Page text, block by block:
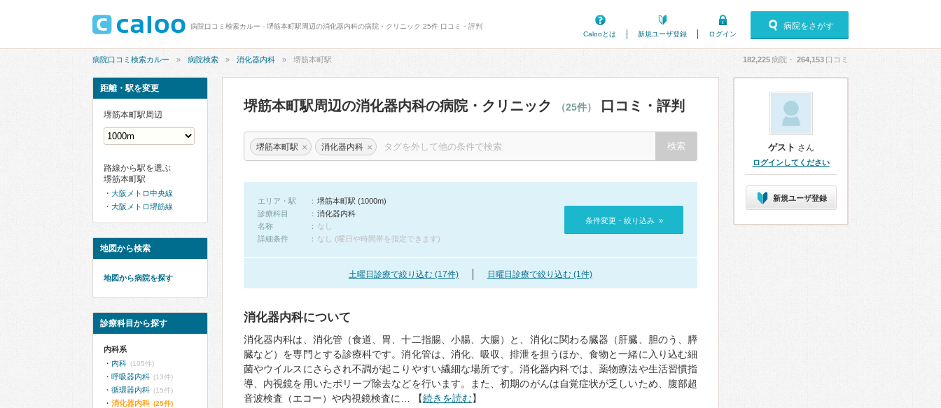
病院口コミ検索カルー - 堺筋本町駅周辺の消化器内科の病院・クリニック 25件 口コミ・評判
Calooとは
新規ユーザ登録 ログイン
病院をさがす
病院口コミ検索カルー 病院検索 消化器内科 堺筋本町駅 182,225病院・ 264,153 口コミ
堺筋本町駅周辺の消化器内科の病院・クリニック （25件） 口コミ・評判
堺筋本町駅 × 消化器内科 ×
エリア・駅
堺筋本町駅 (1000m)
診療科目
消化器内科
名称
なし
詳細条件
なし (曜日や時間帯を指定できます)
条件変更・絞り込み »
土曜日診療で絞り込む (17件) 日曜日診療で絞り込む (1件)
消化器内科について
消化器内科は、消化管（食道、胃、十二指腸、小腸、大腸）と、消化に関わる臓器（肝臓、胆のう、膵
臓など）を専門とする診療科です。消化管は、消化、吸収、排泄を担うほか、食物と一緒に入り込む細
菌やウイルスにさらされ不調が起こりやすい繊細な場所です。消化器内科では、薬物療法や生活習慣指
導、内視鏡を用いたポリープ除去などを行います。また、初期のがんは自覚症状が乏しいため、腹部超
音波検査（エコー）や内視鏡検査に… 【続きを読む】
距離・駅を変更
堺筋本町駅周辺
路線から駅を選ぶ
堺筋本町駅
大阪メトロ中央線
大阪メトロ堺筋線
地図から検索
地図から病院を探す
診療科目から探す
内科系
内科 (105件)
呼吸器内科 (13件)
循環器内科 (15件)
消化器内科 (25件)
ゲスト さん
ログインしてください
新規ユーザ登録